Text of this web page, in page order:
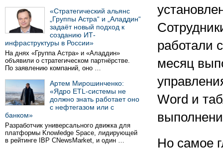
«Стратегический альянс
„Группы Астра“ и „Аладдин“
задаёт новый подход к
созданию ИТ-
инфраструктуры в России»
На днях «Группа Астра» и «Аладдин»
объявили о стратегическом партнёрстве.
По заявлению компаний, оно …
Артем Мирошинченко:
«Ядро ETL-системы не
должно знать работает оно
с нефтегазом или с
банком»
Разработчик универсального движка для
платформы Knowledge Space, лидирующей
в рейтинге IBP CNewsMarket, и один …
работали
месяц
Word и
Но самое